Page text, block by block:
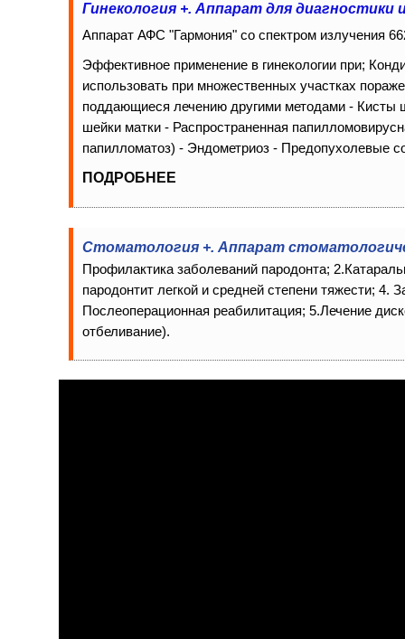
Гинекология +. Аппарат для диагностики
Аппарат АФС "Гармония" со спектром излучения
Эффективное применение в гинекологии при;
использовать при множественных участках
поддающиеся лечению другими методами - Кисты
шейки матки - Распространенная
папилломатоз) - Эндометриоз - Предопухолевые
ПОДРОБНЕЕ
Стоматология +. Аппарат
Профилактика заболеваний пародонта;
пародонтит легкой и средней степени тяжести; 4.
Послеоперационная реабилитация; 5.Лечение
отбеливание).